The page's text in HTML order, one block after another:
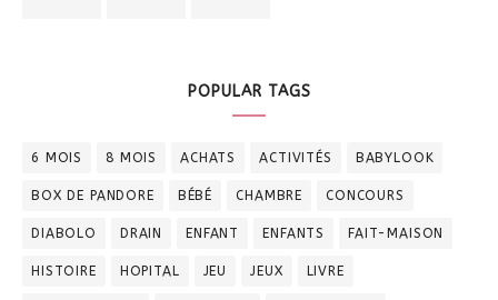
POPULAR TAGS
6 MOIS 8 MOIS ACHATS ACTIVITÉS BABYLOOK
BOX DE PANDORE BÉBÉ CHAMBRE CONCOURS
DIABOLO DRAIN ENFANT ENFANTS FAIT-MAISON
HISTOIRE HOPITAL JEU JEUX LIVRE